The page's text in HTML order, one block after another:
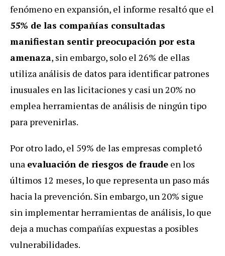
fenómeno en expansión, el informe resaltó que el
55% de las compañías consultadas
manifiestan sentir preocupación por esta
amenaza, sin embargo, solo el 26% de ellas
utiliza análisis de datos para identificar patrones
inusuales en las licitaciones y casi un 20% no
emplea herramientas de análisis de ningún tipo
para prevenirlas.
Por otro lado, el 59% de las empresas completó
una evaluación de riesgos de fraude en los
últimos 12 meses, lo que representa un paso más
hacia la prevención. Sin embargo, un 20% sigue
sin implementar herramientas de análisis, lo que
deja a muchas compañías expuestas a posibles
vulnerabilidades.